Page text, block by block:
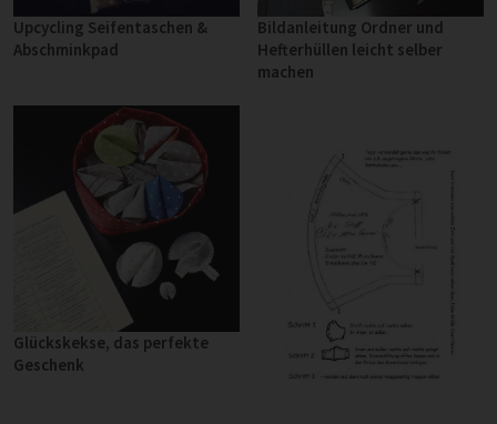
Upcycling Seifentaschen &
Abschminkpad
Bildanleitung Ordner und
Hefterhüllen leicht selber
machen
Glückskekse, das perfekte
Geschenk